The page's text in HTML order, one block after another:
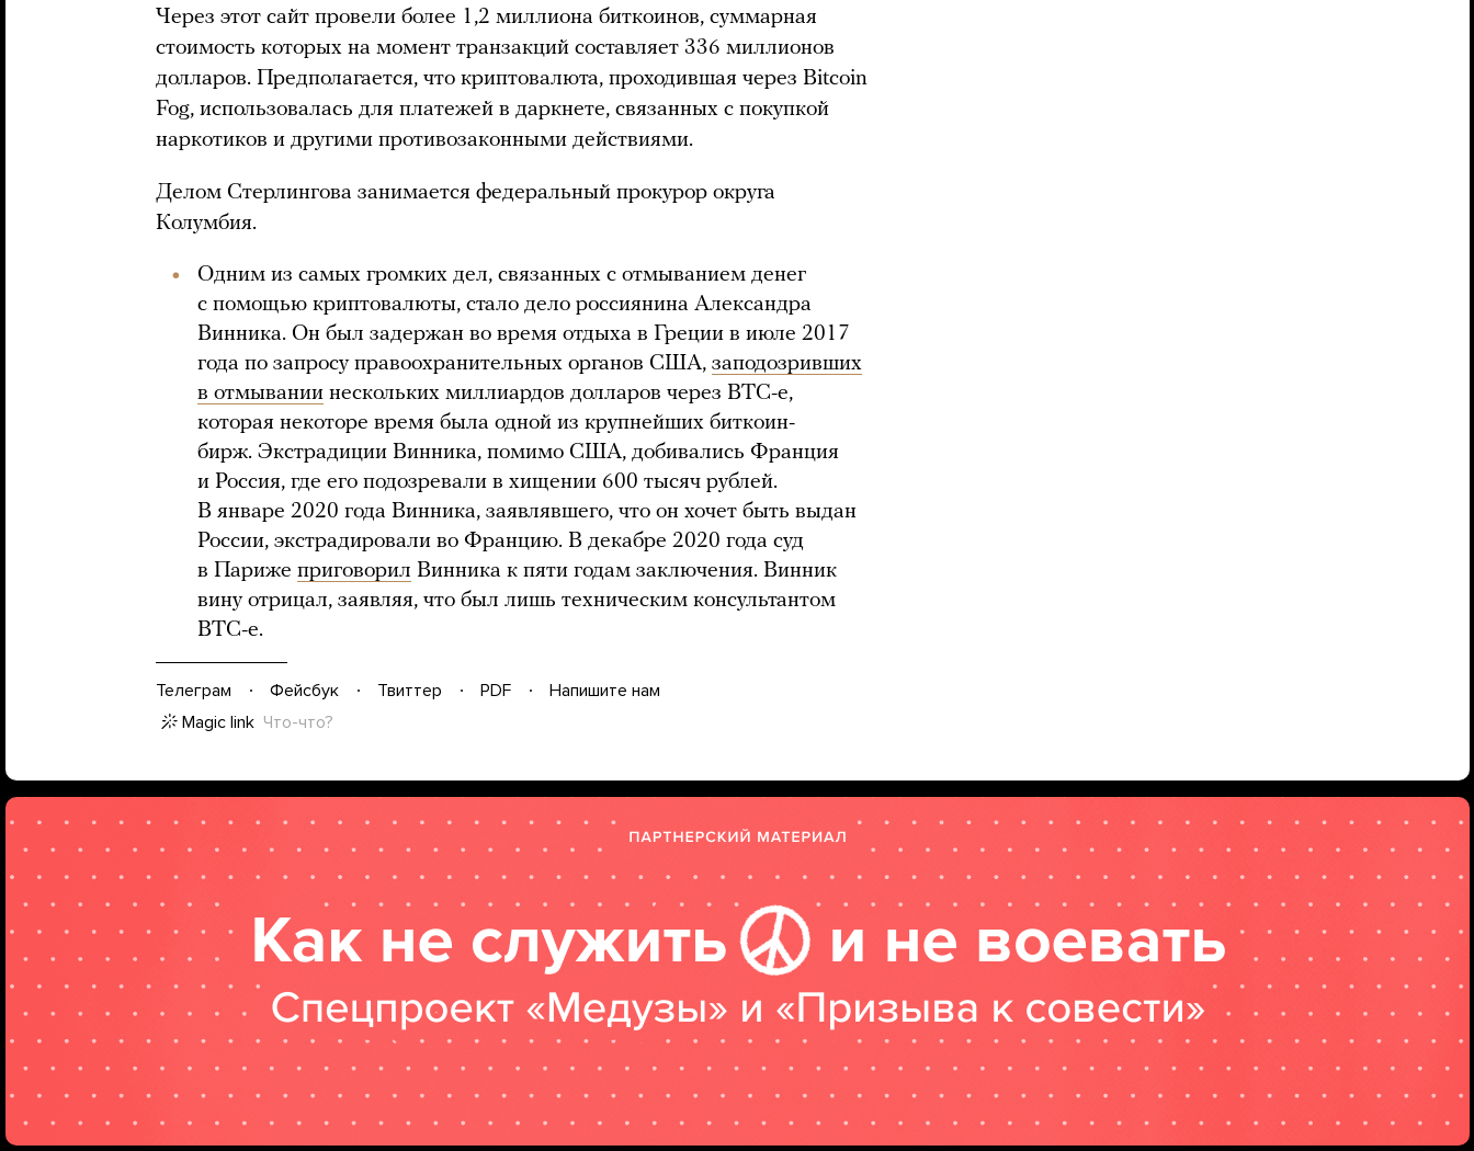
Через этот сайт провели более 1,2 миллиона биткоинов, суммарная
стоимость которых на момент транзакций составляет 336 миллионов
долларов. Предполагается, что криптовалюта, проходившая через Bitcoin
Fog, использовалась для платежей в даркнете, связанных с покупкой
наркотиков и другими противозаконными действиями.
Делом Стерлингова занимается федеральный прокурор округа
Колумбия.
Одним из самых громких дел, связанных с отмыванием денег
с помощью криптовалюты, стало дело россиянина Александра
Винника. Он был задержан во время отдыха в Греции в июле 2017
года по запросу правоохранительных органов США, заподозривших
в отмывании нескольких миллиардов долларов через ВТС-е,
которая некоторе время была одной из крупнейших биткоин-
бирж. Экстрадиции Винника, помимо США, добивались Франция
и Россия, где его подозревали в хищении 600 тысяч рублей.
В январе 2020 года Винника, заявлявшего, что он хочет быть выдан
России, экстрадировали во Францию. В декабре 2020 года суд
в Париже приговорил Винника к пяти годам заключения. Винник
вину отрицал, заявляя, что был лишь техническим консультантом
ВТС-е.
Телеграм Фейсбук Твиттер PDF
Напишите нам
Magic link Что-что?